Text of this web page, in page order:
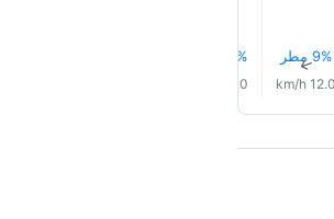
9% مطر↑
12.0 km/h
10% مطر
12.0 km/h